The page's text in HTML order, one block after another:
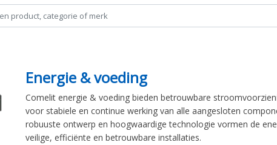
Energie & voeding
Comelit energie & voeding bieden betrouwbare
voor stabiele en continue werking van alle aangesloten
robuuste ontwerp en hoogwaardige technologie vormen de
veilige, efficiënte en betrouwbare installaties.